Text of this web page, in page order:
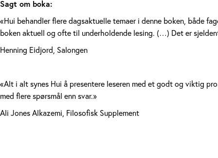
Sagt om boka:
«Hui behandler flere dagsaktuelle temaer i denne boken, både
boken aktuell og ofte til underholdende lesing. (…) Det er
Henning Eidjord, Salongen
«Alt i alt synes Hui å presentere leseren med et godt og viktig
med flere spørsmål enn svar.»
Ali Jones Alkazemi, Filosofisk Supplement